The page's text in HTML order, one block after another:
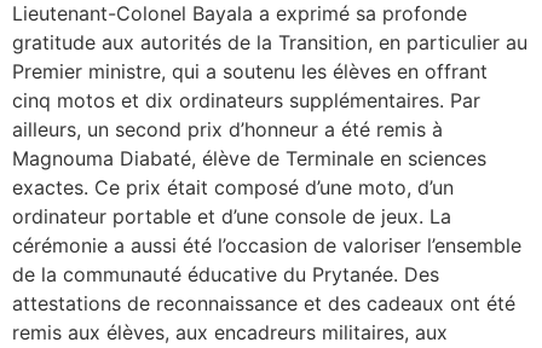
Lieutenant-Colonel Bayala a exprimé sa profonde
gratitude aux autorités de la Transition, en particulier au
Premier ministre, qui a soutenu les élèves en offrant
cinq motos et dix ordinateurs supplémentaires. Par
ailleurs, un second prix d’honneur a été remis à
Magnouma Diabaté, élève de Terminale en sciences
exactes. Ce prix était composé d’une moto, d’un
ordinateur portable et d’une console de jeux. La
cérémonie a aussi été l’occasion de valoriser l’ensemble
de la communauté éducative du Prytanée. Des
attestations de reconnaissance et des cadeaux ont été
remis aux élèves, aux encadreurs militaires, aux